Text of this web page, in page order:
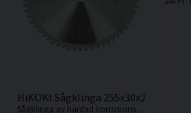
HiKOKI Sågklinga 255x30x2,4mm 80T
Sågklinga av härdad korrosionsbeständigt stål för kapning utav aluminiumsmaterialer.